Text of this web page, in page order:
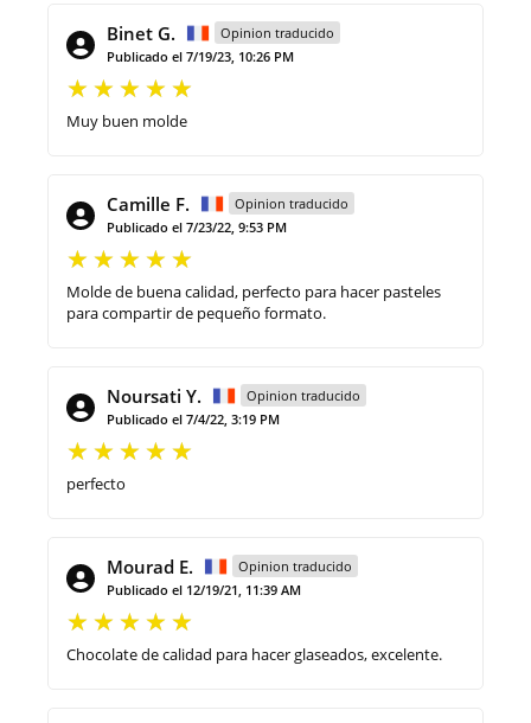
Binet G.
Opinion traducido
Publicado el 7/19/23, 10:26 PM
Muy buen molde
Camille F.
Opinion traducido
Publicado el 7/23/22, 9:53 PM
Molde de buena calidad, perfecto para hacer pasteles
para compartir de pequeño formato.
Noursati Y.
Opinion traducido
Publicado el 7/4/22, 3:19 PM
perfecto
Mourad E.
Opinion traducido
Publicado el 12/19/21, 11:39 AM
Chocolate de calidad para hacer glaseados, excelente.